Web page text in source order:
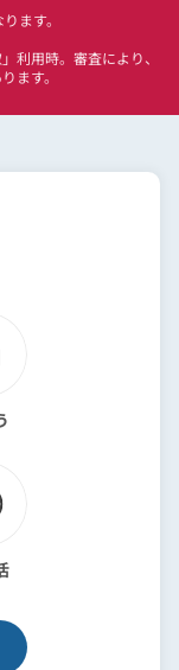
ます。
利用時。審査により、
ます。